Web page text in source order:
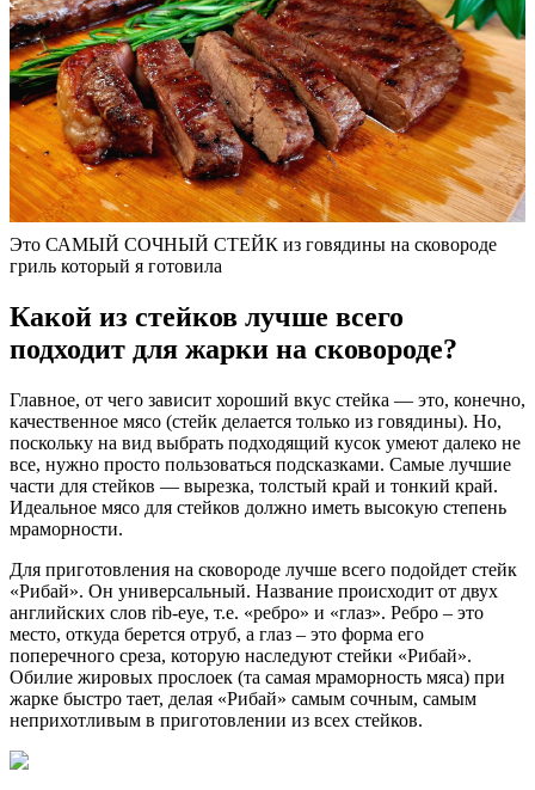
Это САМЫЙ СОЧНЫЙ СТЕЙК из говядины на сковороде
гриль который я готовила
Какой из стейков лучше всего
подходит для жарки на сковороде?
Главное, от чего зависит хороший вкус стейка — это, конечно,
качественное мясо (стейк делается только из говядины). Но,
поскольку на вид выбрать подходящий кусок умеют далеко не
все, нужно просто пользоваться подсказками. Самые лучшие
части для стейков — вырезка, толстый край и тонкий край.
Идеальное мясо для стейков должно иметь высокую степень
мраморности.
Для приготовления на сковороде лучше всего подойдет стейк
«Рибай». Он универсальный. Название происходит от двух
английских слов rib-eye, т.е. «ребро» и «глаз». Ребро – это
место, откуда берется отруб, а глаз – это форма его
поперечного среза, которую наследуют стейки «Рибай».
Обилие жировых прослоек (та самая мраморность мяса) при
жарке быстро тает, делая «Рибай» самым сочным, самым
неприхотливым в приготовлении из всех стейков.